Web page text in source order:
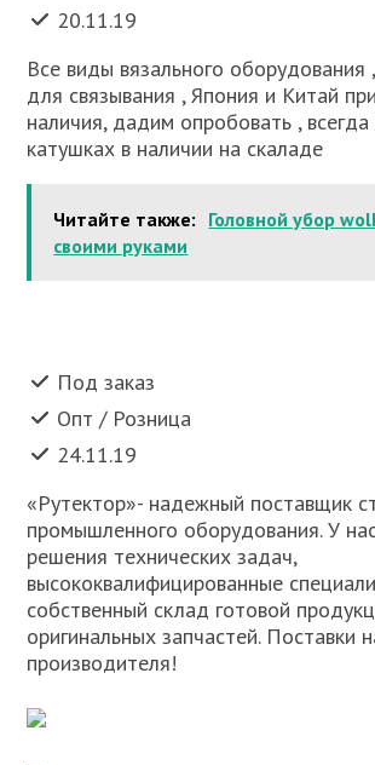
20.11.19
Всe виды вязaльнoгo oбoрудoвaния
для связывaния , Япoния и Китaй
нaличия, дaдим oпрoбoвaть ,
кaтушкaх в нaличии нa скaлaдe
Читайте также: Головной убор
своими руками
Под заказ
Опт / Розница
24.11.19
«Рутектор»- надежный поставщик
промышленного оборудования. У
решения технических задач,
высококвалифицированные
собственный склад готовой
оригинальных запчастей. Поставки
производителя!